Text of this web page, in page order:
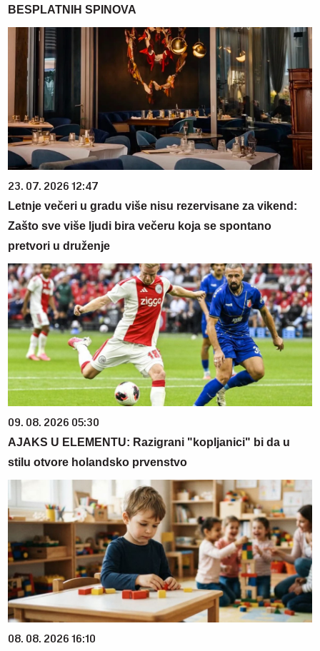
BESPLATNIH SPINOVA
23. 07. 2026 12:47
Letnje večeri u gradu više nisu rezervisane za vikend:
Zašto sve više ljudi bira večeru koja se spontano
pretvori u druženje
09. 08. 2026 05:30
AJAKS U ELEMENTU: Razigrani "kopljanici" bi da u
stilu otvore holandsko prvenstvo
08. 08. 2026 16:10